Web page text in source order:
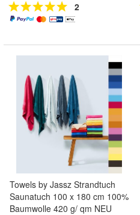
2
Towels by Jassz Strandtuch
Saunatuch 100 x 180 cm 100%
Baumwolle 420 g/ qm NEU